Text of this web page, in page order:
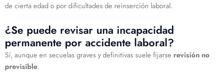
de cierta edad o por dificultades de reinserción laboral.
¿Se puede revisar una incapacidad
permanente por accidente laboral?
Sí, aunque en secuelas graves y definitivas suele fijarse revisión no
previsible.